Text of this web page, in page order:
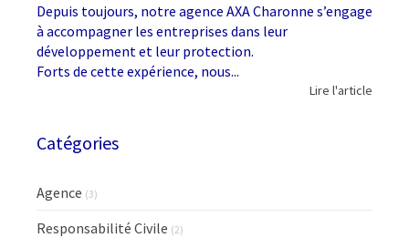
Depuis toujours, notre agence AXA Charonne s’engage
à accompagner les entreprises dans leur
développement et leur protection.
Forts de cette expérience, nous...
Lire l'article
Catégories
Agence (3)
Responsabilité Civile (2)